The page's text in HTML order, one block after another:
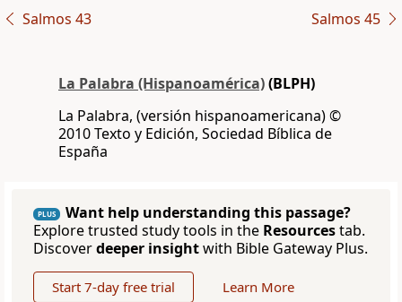
Salmos 43 Salmos 45
La Palabra (Hispanoamérica)(BLPH)
La Palabra, (versión hispanoamericana) ©
2010 Texto y Edición, Sociedad Bíblica de
España
PLUS
Want help understanding this passage?
Explore trusted study tools in the Resourcestab.
Discoverdeeper insightwith Bible Gateway Plus.
Start 7-day free trial Learn More